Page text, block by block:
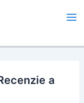
a